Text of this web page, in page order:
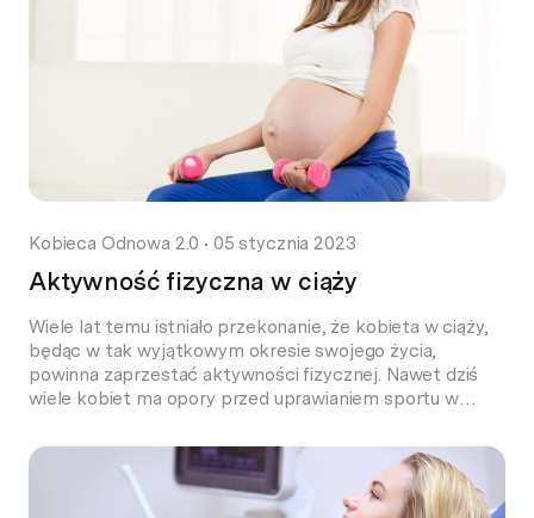
Kobieca Odnowa 2.0 • 05 stycznia 2023
Aktywność fizyczna w ciąży
Wiele lat temu istniało przekonanie, że kobieta w ciąży,
będąc w tak wyjątkowym okresie swojego życia,
powinna zaprzestać aktywności fizycznej. Nawet dziś
wiele kobiet ma opory przed uprawianiem sportu w
na jej przebieg. Nic bardziej mylnego. Na szczęście
obecnie dysponujemy o wiele większą wiedzą i wiemy, że